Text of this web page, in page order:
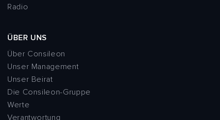
Radio
ÜBER UNS
Über Consileon
Unser Management
Unser Beirat
Die Consileon-Gruppe
Werte
Verantwortung